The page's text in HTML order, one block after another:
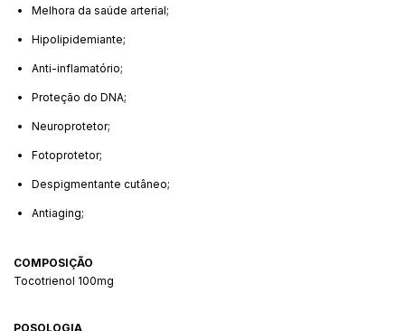
Melhora da saúde arterial;
Hipolipidemiante;
Anti-inflamatório;
Proteção do DNA;
Neuroprotetor;
Fotoprotetor;
Despigmentante cutâneo;
Antiaging;
COMPOSIÇÃO
Tocotrienol 100mg
POSOLOGIA